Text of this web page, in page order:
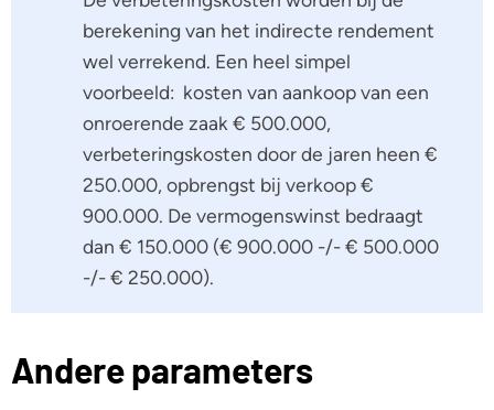
berekening van het indirecte rendement
wel verrekend. Een heel simpel
voorbeeld: kosten van aankoop van een
onroerende zaak € 500.000,
verbeteringskosten door de jaren heen €
250.000, opbrengst bij verkoop €
900.000. De vermogenswinst bedraagt
dan € 150.000 (€ 900.000 -/- € 500.000
-/- € 250.000).
Andere parameters